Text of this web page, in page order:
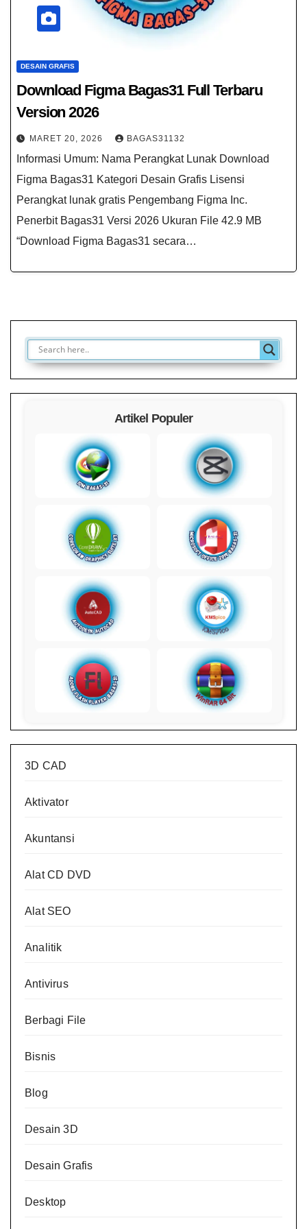
DESAIN GRAFIS
Download Figma Bagas31 Full Terbaru
Version 2026
MARET 20, 2026 BAGAS31132
Informasi Umum: Nama Perangkat Lunak Download
Figma Bagas31 Kategori Desain Grafis Lisensi
Perangkat lunak gratis Pengembang Figma Inc.
Penerbit Bagas31 Versi 2026 Ukuran File 42.9 MB
“Download Figma Bagas31 secara…
Artikel Populer
3D CAD
Aktivator
Akuntansi
Alat CD DVD
Alat SEO
Analitik
Antivirus
Berbagi File
Bisnis
Blog
Desain 3D
Desain Grafis
Desktop